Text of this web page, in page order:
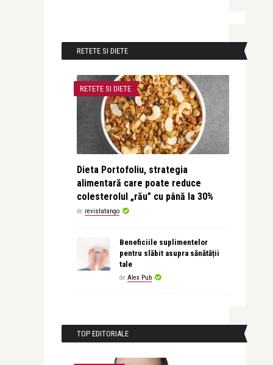
RETETE SI DIETE
RETETE SI DIETE
Dieta Portofoliu, strategia
alimentară care poate reduce
colesterolul „rău” cu până la 30%
de revistatango
Beneficiile suplimentelor
pentru slăbit asupra sănătății
tale
de Alex Pub
TOP EDITORIALE